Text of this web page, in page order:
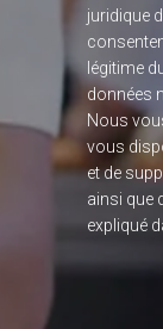
juridique
légitime
données
Nous
vous
et de
ainsi que
expliqué